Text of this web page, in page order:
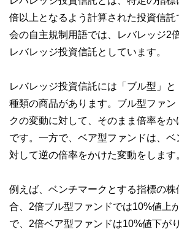
倍以上となるよう計算された投資信
会の自主規制用語では、レバレッジ2
レバレッジ投資信託としています。
レバレッジ投資信託には「ブル型」
種類の商品があります。ブル型ファ
クの変動に対して、そのまま倍率を
です。一方で、ベア型ファンドは、ベ
対して逆の倍率をかけた変動をします
例えば、ベンチマークとする指標の
合、2倍ブル型ファンドでは10%値上
で、2倍ベア型ファンドは10%値下が